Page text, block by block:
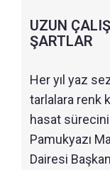
UZUN
ŞARTLAR
Her yıl yaz
tarlalara renk
hasat
Pamukyazı
Dairesi